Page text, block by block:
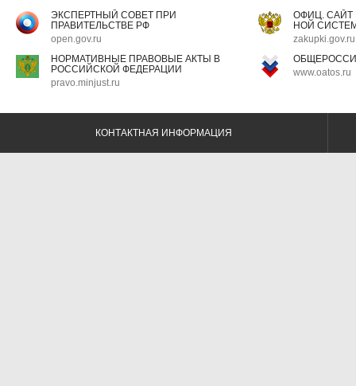
ЭКСПЕРТНЫЙ СОВЕТ ПРИ
ПРАВИТЕЛЬСТВЕ РФ
open.gov.ru
ОФИЦ.
НОЙ
zakupki.gov.ru
НОРМАТИВНЫЕ ПРАВОВЫЕ АКТЫ В
РОССИЙСКОЙ ФЕДЕРАЦИИ
pravo.minjust.ru
www.oatos.ru
КОНТАКТНАЯ ИНФОРМАЦИЯ